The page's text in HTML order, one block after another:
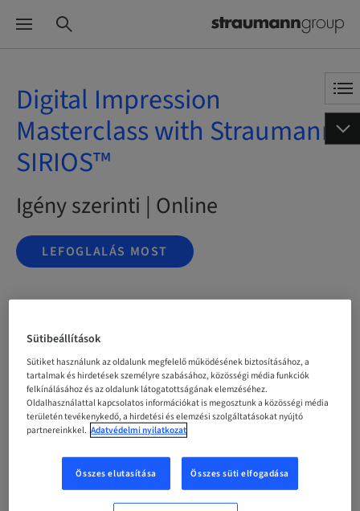
Digital Impression
Masterclass with Straumann
SIRIOS™
Igény szerinti | Online
LEFOGLALÁS MOST
bookable
Nyelv
English
Pontok
0.00 Pontok
Sütibeállítások
Sütiket használunk az oldalunk megfelelő működésének biztosításához, a
tartalmak és hirdetések személyre szabásához, közösségi média funkciók
felkínálásához és az oldalunk látogatottságának elemzéséhez.
Oldalhasználattal kapcsolatos információkat is megosztunk a közösségi média
területén tevékenykedő, a hirdetési és elemzési szolgáltatásokat nyújtó
partnereinkkel. Adatvédelmi nyilatkozat
Összes elutasítása Összes süti elfogadása